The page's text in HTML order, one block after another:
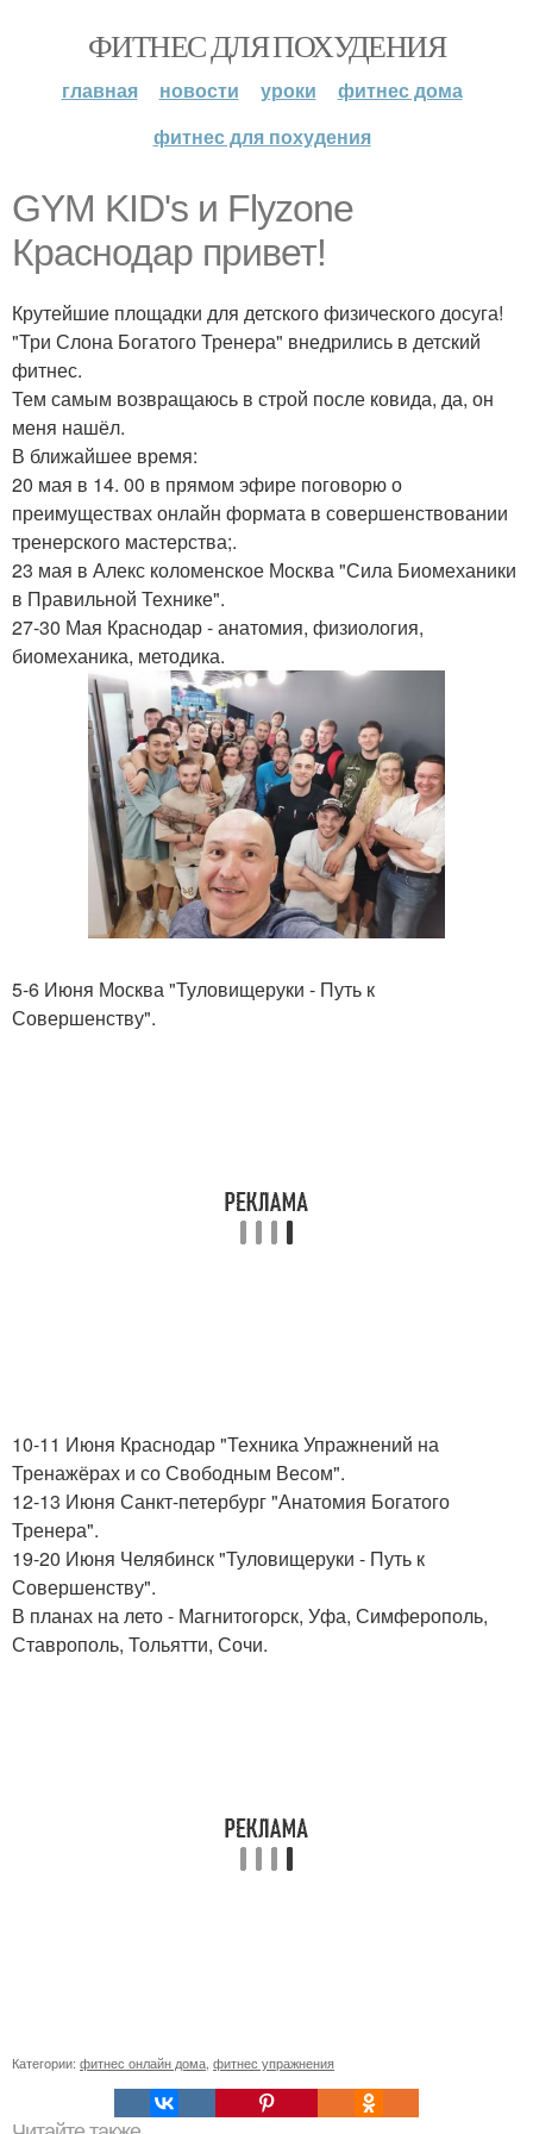
ФИТНЕС ДЛЯ ПОХУДЕНИЯ
главная новости уроки
фитнес дома
фитнес для похудения
GYM KID's и Flyzone
Краснодар привет!
Крутейшие площадки для детского физического досуга!
"Три Слона Богатого Тренера" внедрились в детский
фитнес.
Тем самым возвращаюсь в строй после ковида, да, он
меня нашёл.
В ближайшее время:
20 мая в 14. 00 в прямом эфире поговорю о
преимуществах онлайн формата в совершенствовании
тренерского мастерства;.
23 мая в Алекс коломенское Москва "Сила Биомеханики
в Правильной Технике".
27-30 Мая Краснодар - анатомия, физиология,
биомеханика, методика.
5-6 Июня Москва "Туловищеруки - Путь к
Совершенству".
10-11 Июня Краснодар "Техника Упражнений на
Тренажёрах и со Свободным Весом".
12-13 Июня Санкт-петербург "Анатомия Богатого
Тренера".
19-20 Июня Челябинск "Туловищеруки - Путь к
Совершенству".
В планах на лето - Магнитогорск, Уфа, Симферополь,
Ставрополь, Тольятти, Сочи.
Категории: фитнес онлайн дома фитнес упражнения